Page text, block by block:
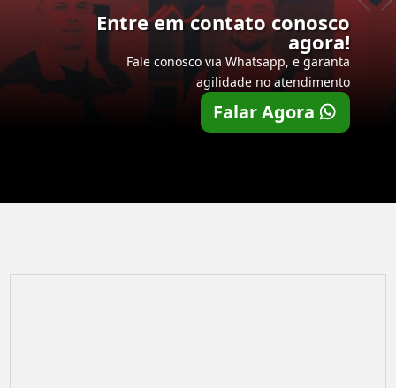
Entre em contato conosco
agora!
Fale conosco via Whatsapp, e garanta
agilidade no atendimento
Falar Agora